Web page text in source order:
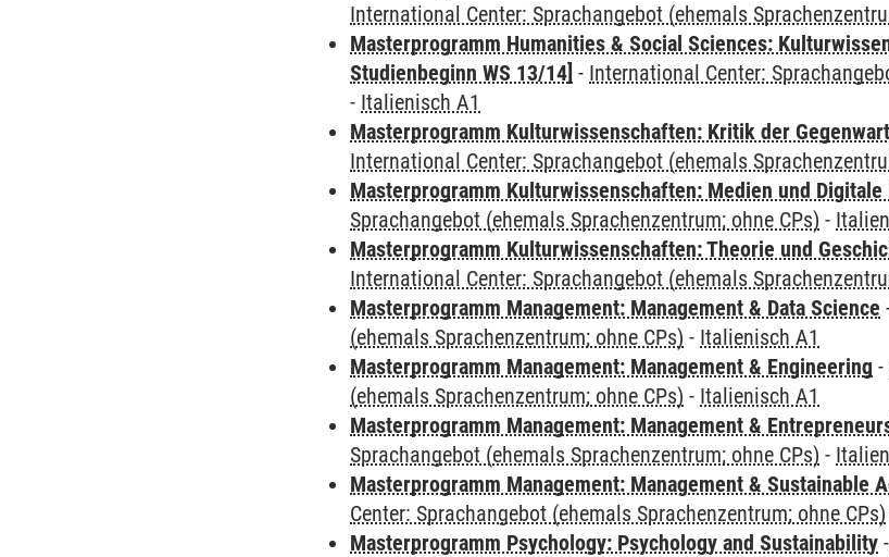
International Center: Sprachangebot (ehemals
Masterprogramm Humanities & Social Sciences:
Studienbeginn WS 13/14] - International Center:
- Italienisch A1
Masterprogramm Kulturwissenschaften: Kritik der
International Center: Sprachangebot (ehemals
Masterprogramm Kulturwissenschaften: Medien und Digitale
Sprachangebot (ehemals Sprachenzentrum; ohne CPs) -
Masterprogramm Kulturwissenschaften: Theorie und
International Center: Sprachangebot (ehemals
Masterprogramm Management: Management & Data Science
(ehemals Sprachenzentrum; ohne CPs) - Italienisch A1
Masterprogramm Management: Management & Engineering -
(ehemals Sprachenzentrum; ohne CPs) - Italienisch A1
Masterprogramm Management: Management &
Sprachangebot (ehemals Sprachenzentrum; ohne CPs) -
Masterprogramm Management: Management & Sustainable
Center: Sprachangebot (ehemals Sprachenzentrum; ohne CPs)
Masterprogramm Psychology: Psychology and Sustainability -